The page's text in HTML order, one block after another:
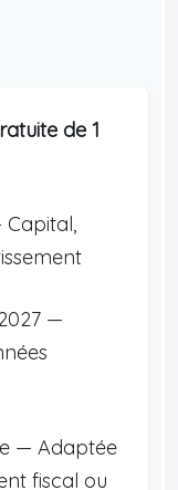
de 1
—
— Adaptée
fiscal ou